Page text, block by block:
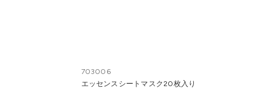
703006
エッセンスシートマスク20枚入り